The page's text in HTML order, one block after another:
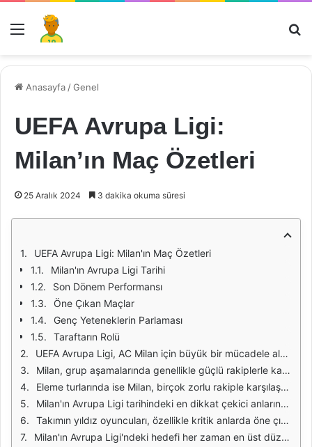
Menü
Anasayfa /Genel
UEFA Avrupa Ligi:
Milan’ın Maç Özetleri
25 Aralık 2024 3 dakika okuma süresi
UEFA Avrupa Ligi: Milan'ın Maç Özetleri
Milan'ın Avrupa Ligi Tarihi
Son Dönem Performansı
Öne Çıkan Maçlar
Genç Yeteneklerin Parlaması
Taraftarın Rolü
UEFA Avrupa Ligi, AC Milan için büyük bir mücadele alanı olmuştur. Tarih boyunca birçok unutulmaz anıya ev sahipliği yapmıştır. Milan, bu turnuvada hem genç yeteneklerini hem de tecrübeli oyuncularını sahaya sürerek şampiyonluk hedefiyle mücadele etmiştir. Takımın oyun tarzı, genellikle ofansif ve hızlı geçişlere dayalıdır. Bu strateji, rakip defansların dengesini bozmayı hedeflerken, Milan'ın yetenekli oyuncularının bireysel becerileri de sık sık öne çıkmaktadır.
Milan, grup aşamalarında genellikle güçlü rakiplerle karşılaşmış ve bu karşılaşmaları kazanarak bir üst tura çıkmayı başarmıştır. Özellikle stadyumda oynanan maçlar, taraftarların coşkusuyla birleşince Milan için büyük bir avantaj oluşturmuştur. Taraftarların desteği, takımın motivasyonunu artırarak daha iyi performans sergilemelerini sağlamıştır. Maçlardaki gollerin çoğu, takımın hızlı hücum becerileri ve set oyunlarıyla gelmiştir.
Eleme turlarında ise Milan, birçok zorlu rakiple karşılaşmıştır. Bu aşamada yaşanan heyecan, futbolseverler için unutulmaz anlar yaratmıştır. Takım, genellikle bu tür mücadelelerde defansif organizasyonunu ön planda tutarak rakiplerinin ataklarını etkisiz hale getirmeye çalışmıştır. Bunun yanı sıra, Milan'ın genç oyuncuları da bu önemli maçlarda deneyim kazanma fırsatı bulmuş ve gelişimlerini hızlandırmıştır.
Milan'ın Avrupa Ligi tarihindeki en dikkat çekici anlarından biri, büyük geri dönüşler yapabilmesi olmuştur. Takım, bazı maçlarda geriye düştükten sonra gösterdiği performansla galibiyet elde etmiştir. Bu tür durumlar, Milan'ın karakterini ve azmini gösterirken, taraftarları da heyecanlandırmıştır. Son dakikalarda atılan goller, birçok maçı unutulmaz kılmıştır.
Takımın yıldız oyuncuları, özellikle kritik anlarda öne çıkarak Milan'a önemli katkılar sağlamıştır. Bu oyuncular, hem gol atma hem de asist yapma becerileriyle dikkat çekmişlerdir. Eleme turlarında ve grup aşamalarında bu oyuncuların performansları, Milan'ın ilerlemesine katkıda bulunmuştur. Ayrıca, takımın teknik direktörü de maçlarda yaptığı stratejik hamlelerle sık sık öne çıkmayı başarmıştır.
Milan'ın Avrupa Ligi'ndeki hedefi her zaman en üst düzeyde başarı elde etmektir. Bu hedef doğrultusunda, kulüp yönetimi, takımın güçlü ve zayıf yönlerini analiz ederek gerekli transferleri yapmayı hedeflemektedir. Taraftarlar, her sezon takımın daha iyi bir performans sergilemesini beklemekte ve bu doğrultuda desteklerini esirgememektedirler. Milan, geçmişte kazandığı kupalarla bu turnuvanın en prestijli takımlarından biridir.